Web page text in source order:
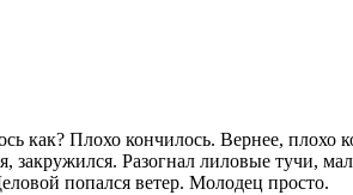
как? Плохо кончилось. Вернее, плохо
закружился. Разогнал лиловые тучи,
попался ветер. Молодец просто.